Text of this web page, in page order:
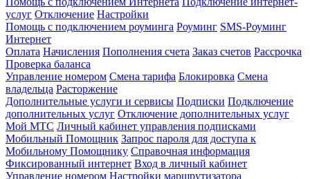
услуг Отключение Настройки
Помощь с подключением роуминга Роуминг SMS-Роуминг
Интернет
Оплата Начисления Пополнения счета Заказ счетов Рассрочка
Проверка баланса
Управление номером Смена тарифа Блокировка Смена
владельца Расторжение
Дополнительные услуги и сервисы Подписки Подключение
дополнительных услуг Отключение дополнительных услуг
Мой МТС Личный кабинет управления подписками
Мобильный Помощник Запрос пароля для доступа к
Мобильному Помощнику Справочная информация
Фиксированный интернет Вход в личный кабинет
Управление номером Настройки маршрутизатора